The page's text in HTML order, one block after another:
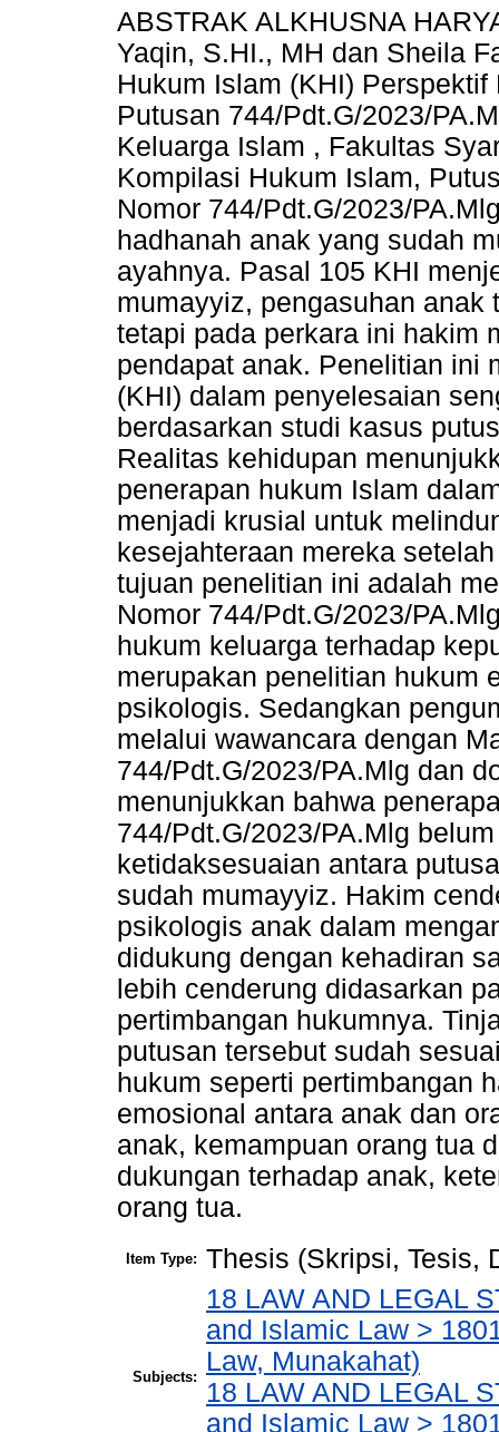
ABSTRAK ALKHUSNA
Yaqin, S.HI., MH dan Sheila
Hukum Islam (KHI)
Putusan 744/Pdt.G/2023/
Keluarga Islam , Fakultas
Kompilasi Hukum Islam,
Nomor 744/Pdt.G/2023/
hadhanah anak yang sudah
ayahnya. Pasal 105 KHI
mumayyiz, pengasuhan anak
tetapi pada perkara ini hakim
pendapat anak. Penelitian ini
(KHI) dalam penyelesaian
berdasarkan studi kasus
Realitas kehidupan
penerapan hukum Islam
menjadi krusial untuk
kesejahteraan mereka
tujuan penelitian ini adalah
Nomor 744/Pdt.G/2023/
hukum keluarga terhadap
merupakan penelitian hukum
psikologis. Sedangkan
melalui wawancara dengan
744/Pdt.G/2023/PA.Mlg dan
menunjukkan bahwa
744/Pdt.G/2023/PA.Mlg
ketidaksesuaian antara
sudah mumayyiz. Hakim
psikologis anak dalam
didukung dengan kehadiran
lebih cenderung didasarkan
pertimbangan hukumnya.
putusan tersebut sudah
hukum seperti pertimbangan
emosional antara anak dan
anak, kemampuan orang tua
dukungan terhadap anak,
orang tua.
Item Type: Thesis (Skripsi, Tesis,
Subjects:
18 LAW AND LEGAL
and Islamic Law >
Law, Munakahat)
18 LAW AND LEGAL
and Islamic Law >